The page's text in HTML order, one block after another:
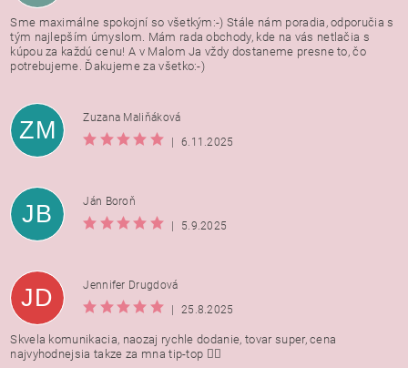
Sme maximálne spokojní so všetkým:-) Stále nám poradia, odporučia s
tým najlepším úmyslom. Mám rada obchody, kde na vás netlačia s
kúpou za každú cenu! A v Malom Ja vždy dostaneme presne to, čo
potrebujeme. Ďakujeme za všetko:-)
ZM
Zuzana Maliňáková
|
6.11.2025
JB
Ján Boroň
|
5.9.2025
JD
Jennifer Drugdová
|
25.8.2025
Skvela komunikacia, naozaj rychle dodanie, tovar super, cena
najvyhodnejsia takze za mna tip-top 👍🏻